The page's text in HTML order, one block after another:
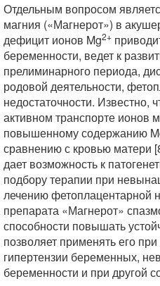
Отдельным вопросом
магния («Магнерот») в
дефицит ионов Mg2+
беременности, ведет к
прелиминарного периода,
родовой деятельности,
недостаточности. Известно,
активном транспорте ионов
повышенному содержанию
сравнению с кровью матери
дает возможность к
подбору терапии при
лечению фетоплацентарной
препарата «Магнерот»
способности повышать
позволяет применять его
гипертензии беременных,
беременности и при другой